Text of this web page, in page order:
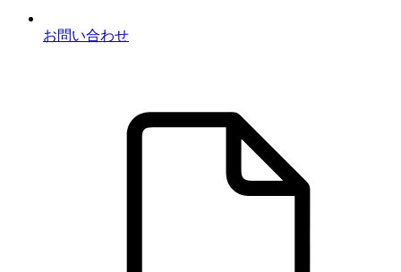
お問い合わせ